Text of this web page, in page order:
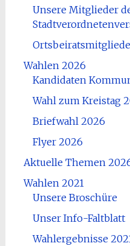
Unsere Mitglieder
Wahlen 2026
Kandidaten
Wahl zum Kreistag
Briefwahl 2026
Flyer 2026
Aktuelle Themen
Wahlen 2021
Unsere Broschüre
Unser Info-Faltblatt
Wahlergebnisse